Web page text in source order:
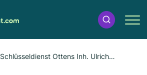
Schlüsseldienst Ottens Inh. Ulrich